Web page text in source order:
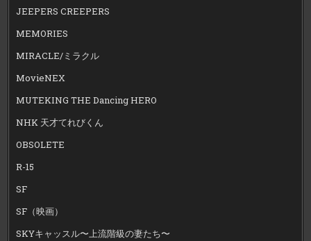
JEEPERS CREEPERS
MEMORIES
MIRACLE/ミラクル
MovieNEX
MUTEKING THE Dancing HERO
NHK 天才てれびくん
OBSOLETE
R-15
SF
SF（映画）
SKYキャッスル〜上流階級の妻たち〜